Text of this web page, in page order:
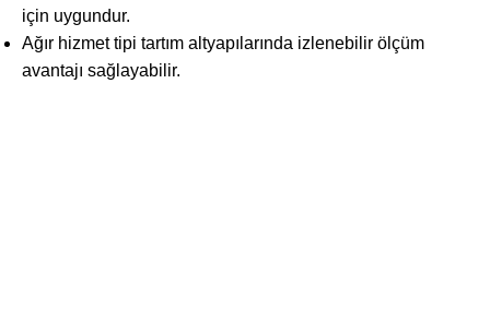
için uygundur.
Ağır hizmet tipi tartım altyapılarında izlenebilir ölçüm
avantajı sağlayabilir.